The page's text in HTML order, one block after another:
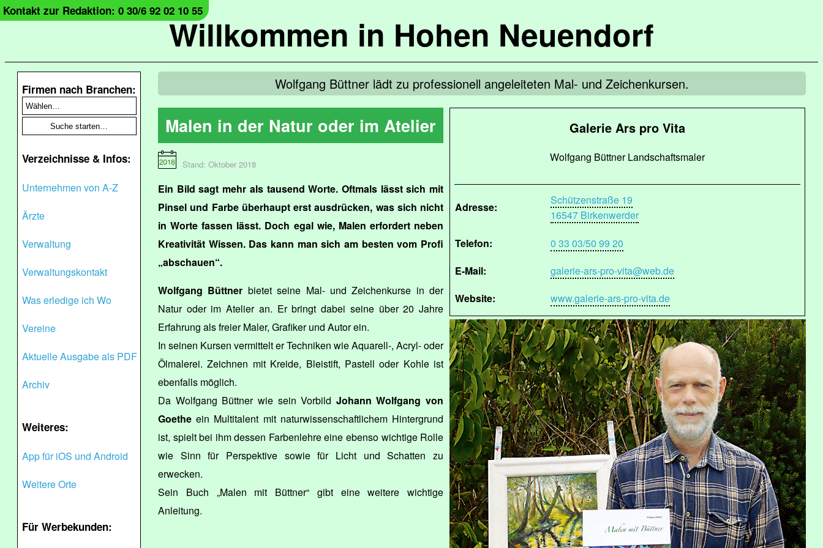
Willkommen in Hohen Neuendorf
Kontakt zur Redaktion: 0 30/6 92 02 10 55
Firmen nach Branchen:
Verzeichnisse & Infos:
Unternehmen von A-Z
Ärzte
Verwaltung
Verwaltungskontakt
Was erledige ich Wo
Vereine
Aktuelle Ausgabe als PDF
Archiv
Weiteres:
App für iOS und Android
Weitere Orte
Für Werbekunden:
Wolfgang Büttner lädt zu professionell angeleiteten Mal- und Zeichenkursen.
Galerie Ars pro Vita
Wolfgang Büttner Landschaftsmaler
Adresse:
Schützenstraße 19
16547 Birkenwerder
Telefon:
0 33 03/50 99 20
E-Mail:
galerie-ars-pro-vita@web.de
Website:
www.galerie-ars-pro-vita.de
Malen in der Natur oder im Atelier
Stand: Oktober 2018
Ein Bild sagt mehr als tausend Worte. Oftmals lässt sich mit
Pinsel und Farbe überhaupt erst ausdrücken, was sich nicht
in Worte fassen lässt. Doch egal wie, Malen erfordert neben
Kreativität Wissen. Das kann man sich am besten vom Profi
„abschauen“.
Wolfgang Büttner bietet seine Mal- und Zeichenkurse in der
Natur oder im Atelier an. Er bringt dabei seine über 20 Jahre
Erfahrung als freier Maler, Grafiker und Autor ein.
In seinen Kursen vermittelt er Techniken wie Aquarell-, Acryl- oder
Ölmalerei. Zeichnen mit Kreide, Bleistift, Pastell oder Kohle ist
ebenfalls möglich.
Da Wolfgang Büttner wie sein Vorbild Johann Wolfgang von
Goethe ein Multitalent mit naturwissenschaftlichem Hintergrund
ist, spielt bei ihm dessen Farbenlehre eine ebenso wichtige Rolle
wie Sinn für Perspektive sowie für Licht und Schatten zu
erwecken.
Sein Buch „Malen mit Büttner“ gibt eine weitere wichtige
Anleitung.